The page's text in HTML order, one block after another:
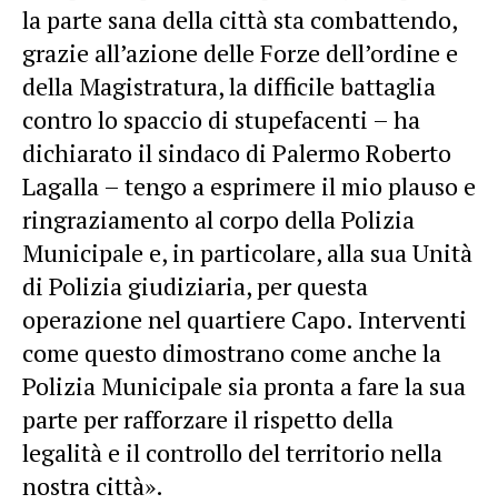
la parte sana della città sta combattendo,
grazie all’azione delle Forze dell’ordine e
della Magistratura, la difficile battaglia
contro lo spaccio di stupefacenti – ha
dichiarato il sindaco di Palermo Roberto
Lagalla – tengo a esprimere il mio plauso e
ringraziamento al corpo della Polizia
Municipale e, in particolare, alla sua Unità
di Polizia giudiziaria, per questa
operazione nel quartiere Capo. Interventi
come questo dimostrano come anche la
Polizia Municipale sia pronta a fare la sua
parte per rafforzare il rispetto della
legalità e il controllo del territorio nella
nostra città».